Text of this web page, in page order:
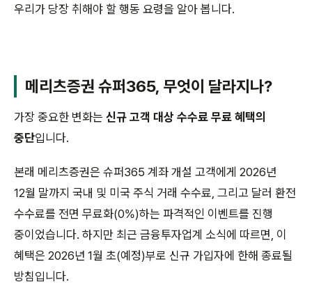
우리가 당장 취해야 할 행동 요령을 알아 봅니다.
메리츠증권 슈퍼365, 무엇이 달라지나?
가장 중요한 변화는 신규 고객 대상 수수료 무료 혜택의
중단입니다.
본래 메리츠증권은 슈퍼365 계좌 개설 고객에게 2026년
12월 말까지 국내 및 미국 주식 거래 수수료, 그리고 달러 환전
수수료를 전면 무료화(0%)하는 파격적인 이벤트를 진행
중이었습니다. 하지만 최근 금융투자업계 소식에 따르면, 이
혜택은 2026년 1월 초(예정)부로 신규 가입자에 한해 종료될
방침입니다.